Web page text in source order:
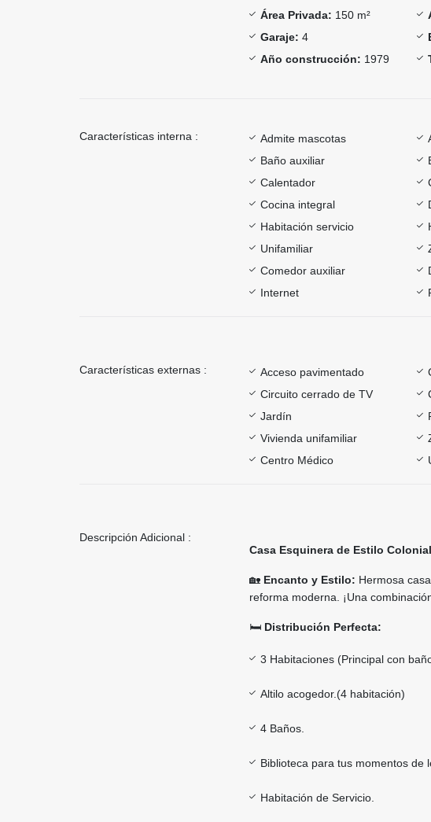
Área Privada: 150 m²
Garaje: 4
Año construcción: 1979
Características interna : Admite mascotas
Baño auxiliar
Calentador
Cocina integral
Habitación servicio
Unifamiliar
Comedor auxiliar
Internet
Características externas : Acceso pavimentado
Circuito cerrado de TV
Jardín
Vivienda unifamiliar
Centro Médico
Descripción Adicional :
Casa Esquinera de Estilo
🏡 Encanto y Estilo: Hermosa
reforma moderna. ¡Una
🛏️ Distribución Perfecta:
3 Habitaciones (Principal con
Altilo acogedor.(4 habitación)
4 Baños.
Biblioteca para tus momentos de
Habitación de Servicio.